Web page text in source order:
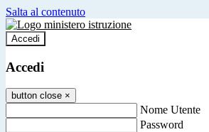
Salta al contenuto
Accedi
Accedi
button close ×
Nome Utente
Password